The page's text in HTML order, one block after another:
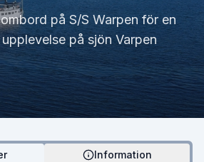
på S/S Warpen för en
på sjön Varpen
Information